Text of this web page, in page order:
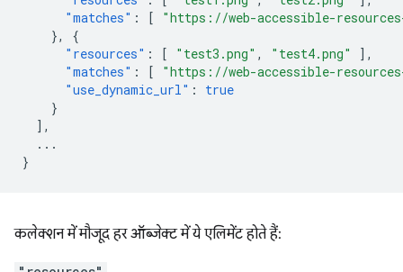
"matches" : [
"https://web-accessible-
},
{
"resources" : [ "test3.png" , "test4.png"
],
"matches" : [
"https://web-accessible-
"use_dynamic_url" :
true
}
],
...
}
कलेक्शन में मौजूद हर ऑब्जेक्ट में ये एलिमेंट होते हैं: